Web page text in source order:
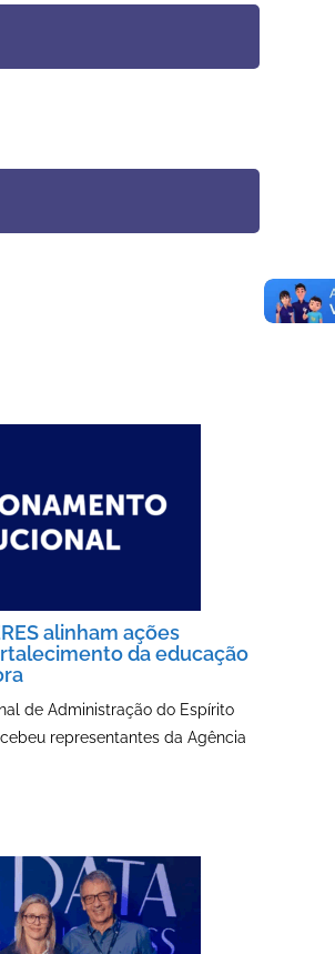
alinham ações
da educação
de Administração do Espírito
representantes da Agência